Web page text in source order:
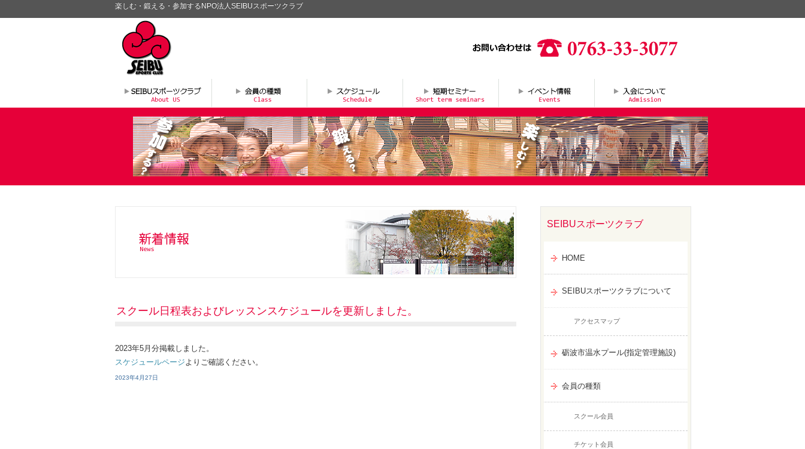
楽しむ・鍛える・参加するNPO法人SEIBUスポーツクラブ
スクール日程表およびレッスンスケジュールを更新しました。
2023年5月分掲載しました。
スケジュールページよりご確認ください。
2023年4月27日
SEIBUスポーツクラブ
HOME
SEIBUスポーツクラブについて
アクセスマップ
砺波市温水プール(指定管理施設)
会員の種類
スクール会員
チケット会員